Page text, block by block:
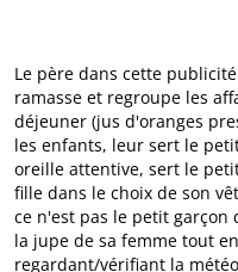
Le père dans cette
ramasse et regroupe les
déjeuner (jus d'oranges
les enfants, leur sert le
oreille attentive, sert le
fille dans le choix de son
ce n'est pas le petit garçon
la jupe de sa femme tout
regardant/vérifiant la